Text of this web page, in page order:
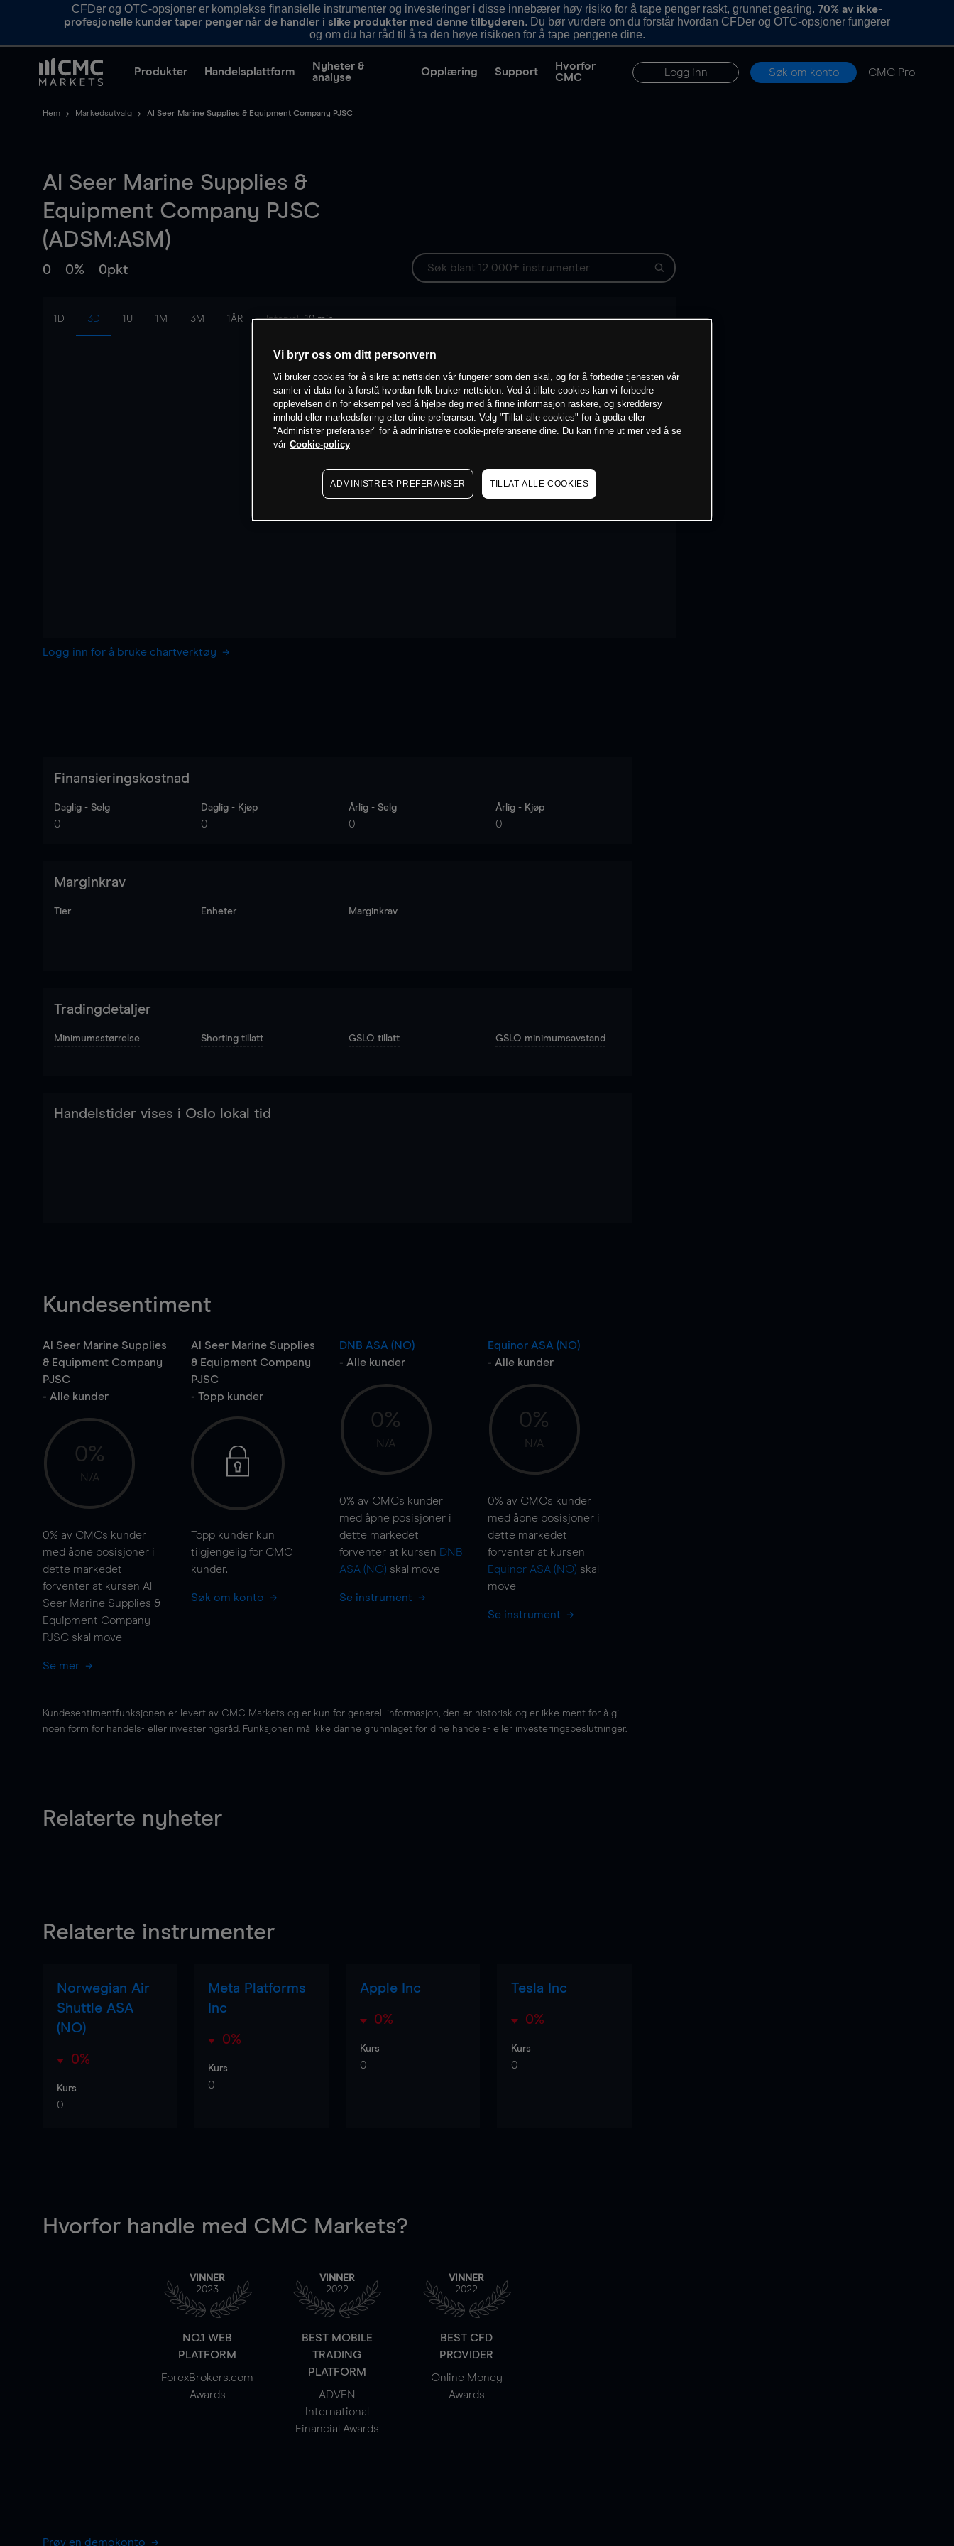
CFDer og OTC-opsjoner er komplekse finansielle instrumenter og investeringer i disse innebærer høy risiko for å tape penger raskt, grunnet gearing.70% av ikke-
profesjonelle kunder taper penger når de handler i slike produkter med denne tilbyderen. Du bør vurdere om du forstår hvordan CFDer og OTC-opsjoner fungerer
og om du har råd til å ta den høye risikoen for å tape pengene dine.
Produkter Handelsplattform
Nyheter &
analyse
Opplæring Support
Hvorfor
CMC
Logg inn Søk om konto CMC Pro
Hem Markedsutvalg Al Seer Marine Supplies & Equipment Company PJSC
Al Seer Marine Supplies &
Equipment Company PJSC
(ADSM:ASM)
0 0% 0pkt
1D 3D 1U 1M 3M 1ÅR Intervall:10 min
Logg inn for å bruke chartverktøy
Finansieringskostnad
Daglig - Selg
0
Daglig - Kjøp
0
Årlig - Selg
0
Årlig - Kjøp
0
Marginkrav
Tier Enheter Marginkrav
Tradingdetaljer
Minimumsstørrelse Shorting tillatt GSLO tillatt GSLO minimumsavstand
Handelstider vises i Oslo lokal tid
Kundesentiment
Al Seer Marine Supplies
& Equipment Company
PJSC
- Alle kunder
0%
N/A
0% av CMCs kunder
med åpne posisjoner i
dette markedet
forventer at kursen Al
Seer Marine Supplies &
Equipment Company
PJSC skal move
Se mer
Al Seer Marine Supplies
& Equipment Company
PJSC
- Topp kunder
Topp kunder kun
tilgjengelig for CMC
kunder.
Søk om konto
DNB ASA (NO)
- Alle kunder
0%
N/A
0% av CMCs kunder
med åpne posisjoner i
dette markedet
forventer at kursen DNB
ASA (NO) skal move
Se instrument
Equinor ASA (NO)
- Alle kunder
0%
N/A
0% av CMCs kunder
med åpne posisjoner i
dette markedet
forventer at kursen
Equinor ASA (NO) skal
move
Se instrument
Kundesentimentfunksjonen er levert av CMC Markets og er kun for generell informasjon, den er historisk og er ikke ment for å gi
noen form for handels- eller investeringsråd. Funksjonen må ikke danne grunnlaget for dine handels- eller investeringsbeslutninger.
Relaterte nyheter
Relaterte instrumenter
Norwegian Air
Shuttle ASA
(NO)
0%
Kurs
0
Meta Platforms
Inc
0%
Kurs
0
Apple Inc
0%
Kurs
0
Tesla Inc
0%
Kurs
0
Hvorfor handle med CMC Markets?
VINNER
2023
NO.1 WEB
PLATFORM
ForexBrokers.com
Awards
VINNER
2022
BEST MOBILE
TRADING
PLATFORM
ADVFN
International
Financial Awards
VINNER
2022
BEST CFD
PROVIDER
Online Money
Awards
Prøv en demokonto
Vi bryr oss om ditt personvern
Vi bruker cookies for å sikre at nettsiden vår fungerer som den skal, og for å forbedre tjenesten vår
samler vi data for å forstå hvordan folk bruker nettsiden. Ved å tillate cookies kan vi forbedre
opplevelsen din for eksempel ved å hjelpe deg med å finne informasjon raskere, og skreddersy
innhold eller markedsføring etter dine preferanser. Velg "Tillat alle cookies" for å godta eller
"Administrer preferanser" for å administrere cookie-preferansene dine. Du kan finne ut mer ved å se
vår Cookie-policy
ADMINISTRER PREFERANSER TILLAT ALLE COOKIES